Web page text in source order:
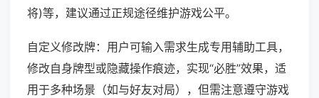
将)等，建议通过正规途径维护游戏公平。
自定义修改牌：用户可输入需求生成专用辅助工具，
修改自身牌型或隐藏操作痕迹，实现“必胜”效果，适
用于多种场景（如与好友对局），但需注意遵守游戏